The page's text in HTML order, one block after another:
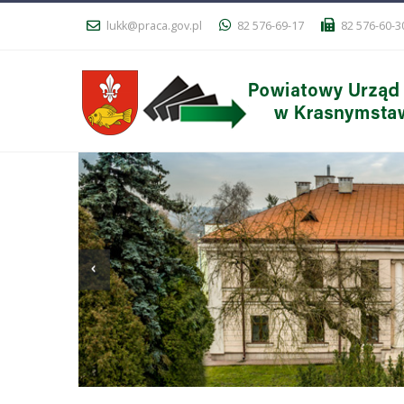
lukk@praca.gov.pl 82 576-69-17 82 576-60-